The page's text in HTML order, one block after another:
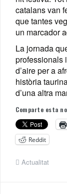
catalans van
que tantes
un marcador
La jornada
professionals
d’aire per a
història
d’una altra
Comparte esta
Reddit
Actualitat